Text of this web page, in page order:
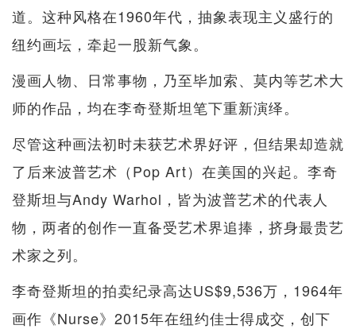
道。这种风格在1960年代，抽象表现主义盛行的
纽约画坛，牵起一股新气象。
漫画人物、日常事物，乃至毕加索、莫内等艺术大
师的作品，均在李奇登斯坦笔下重新演绎。
尽管这种画法初时未获艺术界好评，但结果却造就
了后来波普艺术（Pop Art）在美国的兴起。李奇
登斯坦与Andy Warhol，皆为波普艺术的代表人
物，两者的创作一直备受艺术界追捧，挤身最贵艺
术家之列。
李奇登斯坦的拍卖纪录高达US$9,536万，1964年
画作《Nurse》2015年在纽约佳士得成交，创下